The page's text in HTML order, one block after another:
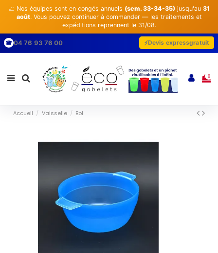
📈 Nos équipes sont en congés annuels (sem. 33-34-35) jusqu'au 31
août. Vous pouvez continuer à commander — les traitements et
expéditions reprennent le 31/08.
☎ 04 76 93 76 00 Devis expressgratuit
0
Accueil Vaisselle Bol